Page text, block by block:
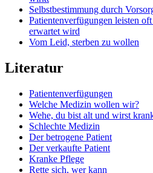
Selbstbestimmung durch
Patientenverfügungen leisten
erwartet wird
Vom Leid, sterben zu wollen
Literatur
Pati­en­ten­ver­fü­gun­gen
Wel­che Medi­zin wol­len wir?
Wehe, du bist alt und wirst
Schlech­te Medi­zin
Der betro­ge­ne Pati­ent
Der ver­kauf­te Pati­ent
Kran­ke Pfle­ge
Ret­te sich, wer kann